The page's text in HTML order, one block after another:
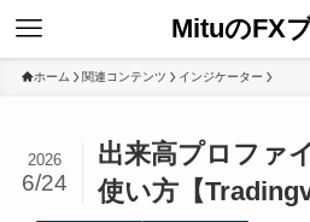
MituのFX
ホーム 関連コンテンツ インジケーター
出来高プロファ
使い方【
2026
6/24